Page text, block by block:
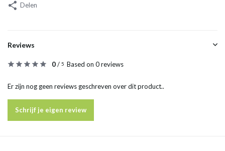
Delen
Reviews
0/ 5 Based on 0 reviews
Er zijn nog geen reviews geschreven over dit product..
Schrijf je eigen review